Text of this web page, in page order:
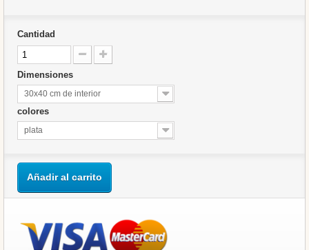
Cantidad
Dimensiones
30x40 cm de interior
colores
plata
Añadir al carrito